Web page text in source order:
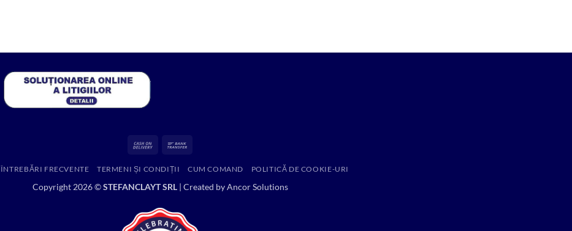
Cash
Delivery
ÎNTREBĂRI FRECVENTE TERMENI ȘI CONDIȚII CUM COMAND POLITICĂ DE COOKIE-URI
Copyright 2026 ©STEFANCLAYT SRL| Created byAncor Solutions